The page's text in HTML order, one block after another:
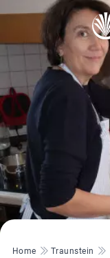
Pfadnavigation
Home Traunstein